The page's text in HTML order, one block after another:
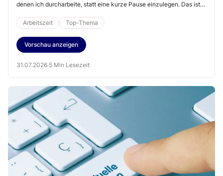
denen ich durcharbeite, statt eine kurze Pause einzulegen. Das ist
und müssen eingehalten werden. Zumindest die Einhaltung der
gesetzlichen Mindestpausen ist verpflichtend. Wie Sie als
Betriebsrat auf die Einhaltung der Pausenzeiten Einfluss nehmen
können, lesen Sie im Folgenden.
Arbeitszeit Top-Thema
Vorschau anzeigen
31.07.2026·5 Min Lesezeit